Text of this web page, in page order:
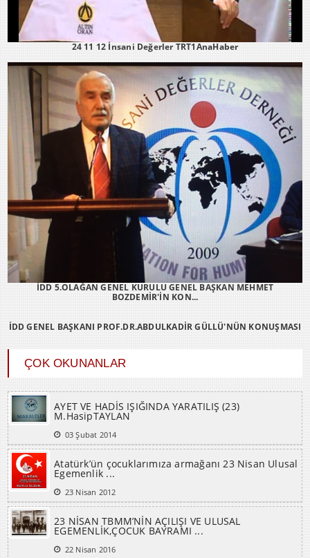
24 11 12 İnsani Değerler TRT1AnaHaber
İDD 5.OLAĞAN GENEL KURULU GENEL BAŞKAN MEHMET
BOZDEMİR'İN KON...
İDD GENEL BAŞKANI PROF.DR.ABDULKADİR GÜLLÜ'NÜN KONUŞMASI
ÇOK OKUNANLAR
AYET VE HADİS IŞIĞINDA YARATILIŞ (23)
M.HasipTAYLAN
03 Şubat 2014
Atatürk’ün çocuklarımıza armağanı 23 Nisan Ulusal
Egemenlik ...
23 Nisan 2012
23 NİSAN TBMM’NİN AÇILIŞI VE ULUSAL
EGEMENLİK,ÇOCUK BAYRAMI ...
22 Nisan 2016